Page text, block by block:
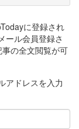
に登録され
ール会員登録さ
の全文閲覧が可
アドレスを入力